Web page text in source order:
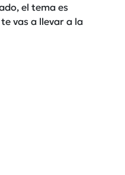
el tema es
vas a llevar a la